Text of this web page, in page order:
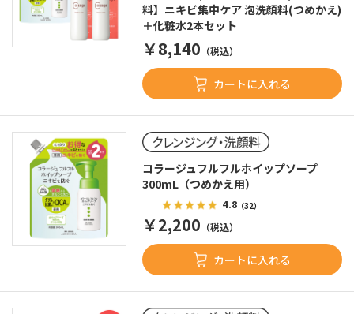
料】ニキビ集中ケア 泡洗顔料(つめかえ)
＋化粧水2本セット
￥8,140 （税込）
カートに入れる
コラージュフルフルホイップソープ
300mL（つめかえ用）
4.8（32）
￥2,200 （税込）
カートに入れる